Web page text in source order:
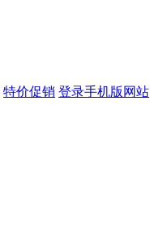
特价促销 登录手机版网站